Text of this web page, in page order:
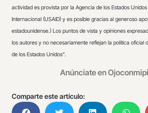
actividad es provista por la Agencia de los Estados
Internacional (USAID) y es posible gracias al generoso
estadounidense.) Los puntos de vista y opiniones
los autores y no necesariamente reflejan la política oficial
de los Estados Unidos”.
Anúnciate en
Comparte este artículo: